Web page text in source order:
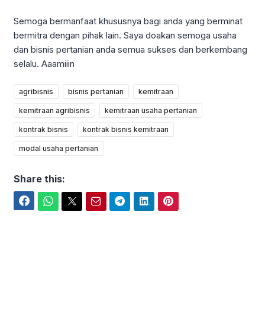
Semoga bermanfaat khususnya bagi anda yang berminat
bermitra dengan pihak lain. Saya doakan semoga usaha
dan bisnis pertanian anda semua sukses dan berkembang
selalu. Aaamiiin
agribisnis bisnis pertanian kemitraan
kemitraan agribisnis kemitraan usaha pertanian
kontrak bisnis kontrak bisnis kemitraan
modal usaha pertanian
Share this: